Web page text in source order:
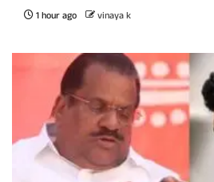
1 hour ago vinaya k